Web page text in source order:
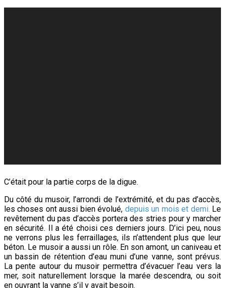
C’était pour la partie corps de la digue.
Du côté du musoir, l’arrondi de l’extrémité, et du pas d’accès,
les choses ont aussi bien évolué, depuis un mois et demi. Le
revêtement du pas d’accès portera des stries pour y marcher
en sécurité. Il a été choisi ces derniers jours. D’ici peu, nous
ne verrons plus les ferraillages, ils n’attendent plus que leur
béton. Le musoir a aussi un rôle. En son amont, un caniveau et
un bassin de rétention d’eau muni d’une vanne, sont prévus.
La pente autour du musoir permettra d’évacuer l’eau vers la
mer, soit naturellement lorsque la marée descendra, ou soit
en ouvrant la vanne s’il y avait besoin.